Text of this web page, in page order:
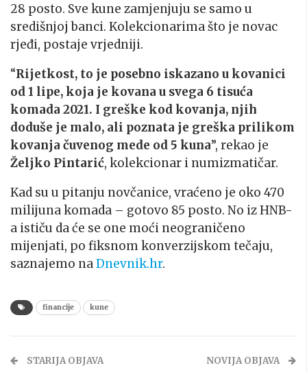
28 posto. Sve kune zamjenjuju se samo u
središnjoj banci. Kolekcionarima što je novac
rjeđi, postaje vrjedniji.
“Rijetkost, to je posebno iskazano u kovanici
od 1 lipe, koja je kovana u svega 6 tisuća
komada 2021. I greške kod kovanja, njih
doduše je malo, ali poznata je greška prilikom
kovanja čuvenog mede od 5 kuna”, rekao je
Željko Pintarić, kolekcionar i numizmatičar.
Kad su u pitanju novčanice, vraćeno je oko 470
milijuna komada – gotovo 85 posto. No iz HNB-
a ističu da će se one moći neograničeno
mijenjati, po fiksnom konverzijskom tečaju,
saznajemo naDnevnik.hr.
financije kune
STARIJA OBJAVA NOVIJA OBJAVA